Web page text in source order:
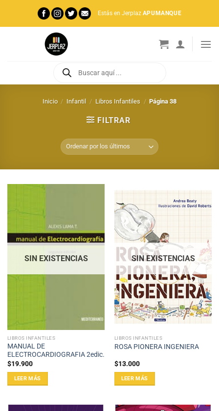
contenido
Estás en Jerplaz APUMANQUE
productos
Inicio / Infantil / Libros Infantiles / Página 38
FILTRAR
SIN EXISTENCIAS
LIBROS INFANTILES
MANUAL DE
ELECTROCARDIOGRAFIA 2edic.
$19.900
LEER MÁS
SIN EXISTENCIAS
LIBROS INFANTILES
ROSA PIONERA INGENIERA
$13.000
LEER MÁS